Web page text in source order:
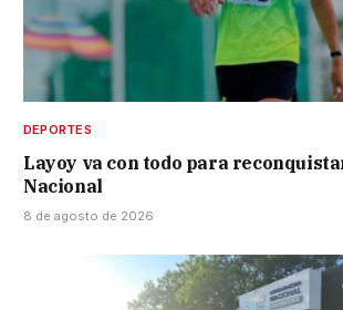
DEPORTES
Layoy va con todo para
Nacional
8 de agosto de 2026